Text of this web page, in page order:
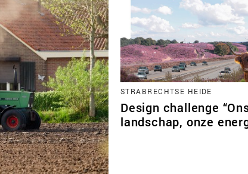
STRABRECHTSE HEIDE
Design challenge
landschap, onze